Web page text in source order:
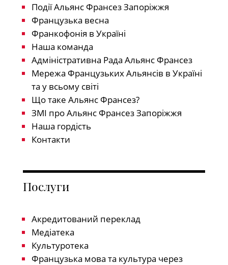
Події Альянс Франсез Запоріжжя
Французька весна
Франкофонія в Україні
Наша команда
Адміністративна Рада Альянс Франсез
Мережа Французьких Альянсів в Україні
та у всьому світі
Що таке Альянс Франсез?
ЗМІ про Альянс Франсез Запоріжжя
Наша гордість
Контакти
Послуги
Акредитований переклад
Медіатека
Культуротека
Французька мова та культура через